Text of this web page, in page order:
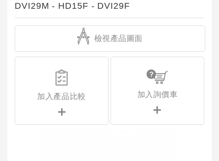
DVI29M - HD15F - DVI29F
檢視產品圖面
加入產品比較 加入詢價車